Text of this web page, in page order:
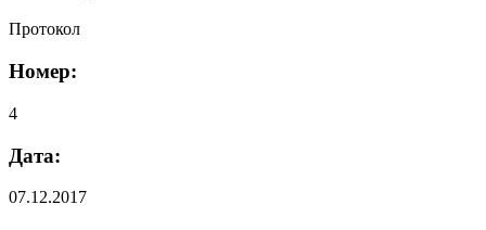
Протокол
Номер:
4
Дата:
07.12.2017